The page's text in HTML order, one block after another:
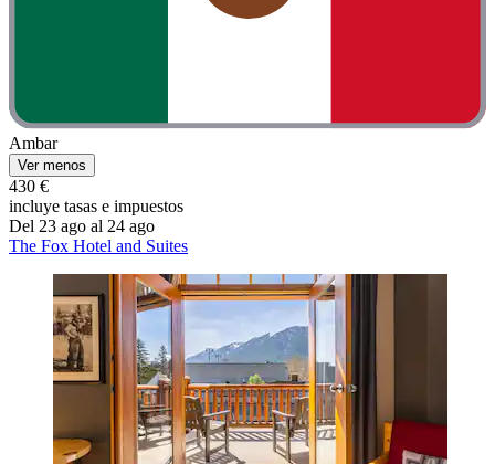
Ambar
Ver menos
430 €
incluye tasas e impuestos
Del 23 ago al 24 ago
The Fox Hotel and Suites